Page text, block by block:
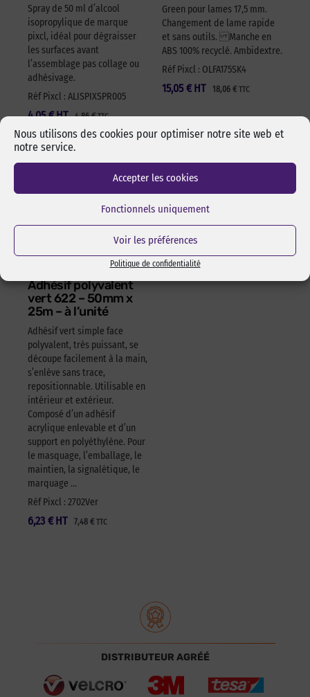
Nous utilisons des cookies pour optimiser notre site web et
notre service.
Accepter les cookies
Fonctionnels uniquement
Voir les préférences
Politique de confidentialité
Spray de 50 ml d’alcool
isopropylique de marque
pixcl, idéal pour dégraisser
les surfaces avant
l’assemblage pas collage ou
adhésivage.
Réf Pixcl : ALISPIXSPR005
4,05€ 4,86€TTC
HT
Green pour lames 17,5 mm.
Changement de lame rapide
et sans outils. Manche en
ABS 100% recyclé. Ambidextre.
Réf Pixcl : OLFA175SK4
15,05 € 18,06 € TTC
HT
Adhésif polyvalent
vert 622 – 50mm x
25m – à l’unité
Adhésif vert simple face
polyvalent, très puissant, se
découpe facilement à la main,
s’enlève sans trace,
repositionnable. Utilisable en
intérieur et extérieur.
Composé d’un adhésif
acrylique enlevable et d’un
support en polyéthylène. Pour
le masquage, l’emballage, le
maintien, la signalétique, le
marquage …
Réf Pixcl : 2702Ver
6,23 € 7,48 € TTC
HT
DISTRIBUTEUR AGRÉÉ